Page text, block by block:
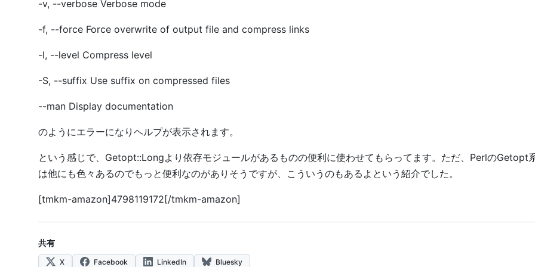
-v, --verbose Verbose mode
-f, --force Force overwrite of output file and compress links
-l, --level Compress level
-S, --suffix Use suffix on compressed files
--man Display documentation
のようにエラーになりヘルプが表示されます。
という感じで、Getopt::Longより依存モジュールがあるものの便利に使わせてもらってます。ただ、PerlのGetopt
は他にも色々あるのでもっと便利なのがありそうですが、こういうのもあるよという紹介でした。
[tmkm-amazon]4798119172[/tmkm-amazon]
共有
X Facebook LinkedIn Bluesky